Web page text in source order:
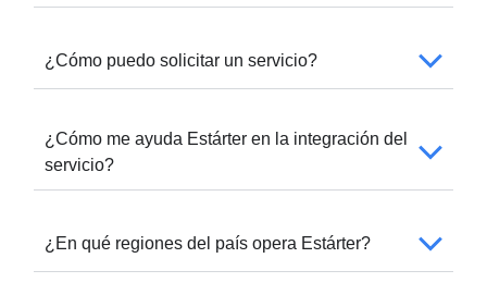
¿Cómo puedo solicitar un servicio?
¿Cómo me ayuda Estárter en la integración del
servicio?
¿En qué regiones del país opera Estárter?